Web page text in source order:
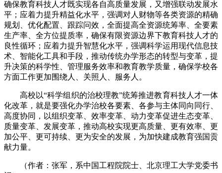
确保教育科技人才既实现各自高质量发展，又增强联动发展水
平；应着力提升精益化水平，强调对人财物等各类资源的精确
规划、优化配置、跟踪问效，全面提高全资源统筹率、全要素
生产率、全方位提质率，确保有限资源边界下教育科技人才的
良性循环；应着力提升智慧化水平，强调科学运用现代信息技
术、智能化工具和手段，推动传统办学形态的转型与变革，提
升决策的科学性、管理服务效率和教育教学质量，确保学校各
方面工作更加围绕人、关照人、服务人。
高校以“科学组织的治校理教”统筹推进教育科技人才一体
化改革，就是要强化办学治校各要素、各参与主体同向同行、
高度协同，以组织变革、效率变革、动力变革促进生态变革、
质量变革、发展变革，推动高校实现更高质量、更有效率、更
加公平、更可持续、更为安全的发展，为加快建成教育强国贡
献力量。
（作者：张军，系中国工程院院士、北京理工大学党委书